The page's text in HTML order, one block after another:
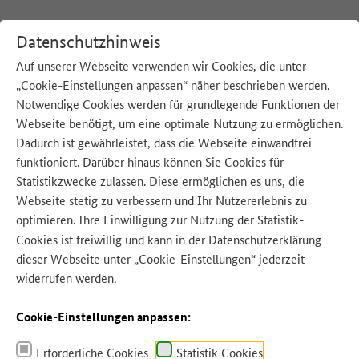
Datenschutzhinweis
Auf unserer Webseite verwenden wir Cookies, die unter
„Cookie-Einstellungen anpassen“ näher beschrieben werden.
Notwendige Cookies werden für grundlegende Funktionen der
Webseite benötigt, um eine optimale Nutzung zu ermöglichen.
Dadurch ist gewährleistet, dass die Webseite einwandfrei
funktioniert. Darüber hinaus können Sie Cookies für
Statistikzwecke zulassen. Diese ermöglichen es uns, die
Webseite stetig zu verbessern und Ihr Nutzererlebnis zu
optimieren. Ihre Einwilligung zur Nutzung der Statistik-
Cookies ist freiwillig und kann in der Datenschutzerklärung
dieser Webseite unter „Cookie-Einstellungen“ jederzeit
widerrufen werden.
Cookie-Einstellungen anpassen:
Erforderliche Cookies Statistik Cookies
:Startseite Aktionswoche
Q
u
e
l
l
e:
w
w
w.
g
e
t
t
yi
m
a
g
e
s.
d
e
/
F
r
a
n
c
e
s
o
C
a
r
t
a
f
o
t
o
g
r
a
f
o
u
n
d
S
t
o
c
k
F
o
o
d
/
S
c
h
ä
f
e
r,
C
h
ri